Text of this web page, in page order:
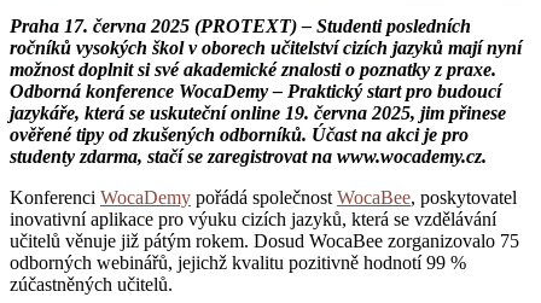
Praha 17. června 2025 (PROTEXT) – Studenti posledních
ročníků vysokých škol v oborech učitelství cizích jazyků mají nyní
možnost doplnit si své akademické znalosti o poznatky z praxe.
Odborná konference WocaDemy – Praktický start pro budoucí
jazykáře, která se uskuteční online 19. června 2025, jim přinese
ověřené tipy od zkušených odborníků. Účast na akci je pro
studenty zdarma, stačí se zaregistrovat na www.wocademy.cz.
Konferenci WocaDemy pořádá společnost WocaBee, poskytovatel
inovativní aplikace pro výuku cizích jazyků, která se vzdělávání
učitelů věnuje již pátým rokem. Dosud WocaBee zorganizovalo 75
odborných webinářů, jejichž kvalitu pozitivně hodnotí 99 %
zúčastněných učitelů.